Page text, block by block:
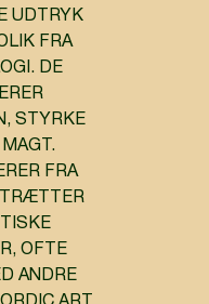
UDTRYK
FRA
DE
STYRKE
FRA
OFTE
ANDRE